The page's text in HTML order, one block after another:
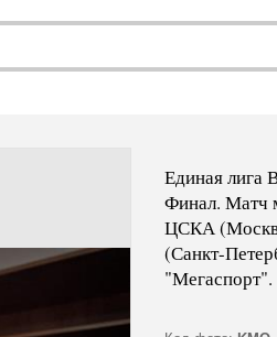
Единая лига
Финал. Матч
ЦСКА
(Санкт-
"Мегаспорт".